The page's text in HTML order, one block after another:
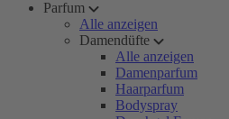
Parfum
Alle anzeigen
Damendüfte
Alle anzeigen
Damenparfum
Haarparfum
Bodyspray